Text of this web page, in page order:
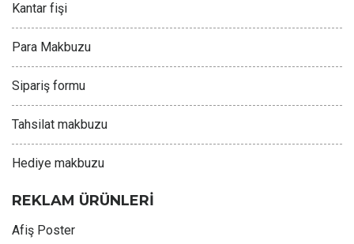
Kantar fişi
Para Makbuzu
Sipariş formu
Tahsilat makbuzu
Hediye makbuzu
REKLAM ÜRÜNLERİ
Afiş Poster